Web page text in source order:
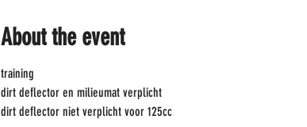
About the event
training
dirt deflector en milieumat verplicht
dirt deflector niet verplicht voor 125cc